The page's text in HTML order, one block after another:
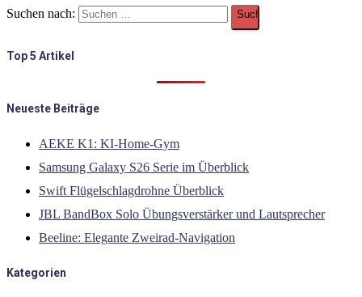
Suchen nach:
Top 5 Artikel
Neueste Beiträge
AEKE K1: KI-Home-Gym
Samsung Galaxy S26 Serie im Überblick
Swift Flügelschlagdrohne Überblick
JBL BandBox Solo Übungsverstärker und Lautsprecher
Beeline: Elegante Zweirad-Navigation
Kategorien